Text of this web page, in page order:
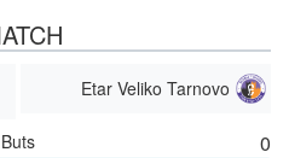
Etar Veliko Tarnovo
Buts 0